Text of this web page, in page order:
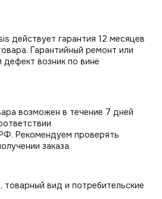
действует гарантия 12 месяцев
Гарантийный ремонт или
возник по вине
возможен в течение 7 дней
Рекомендуем проверять
заказа.
товарный вид и потребительские